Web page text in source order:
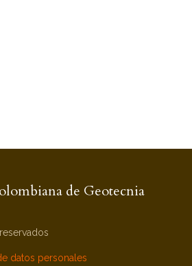
de Geotecnia
datos personales